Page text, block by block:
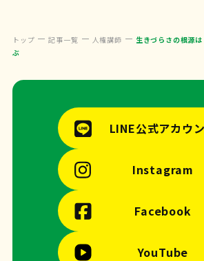
トップ 記事一覧 人権講師
生きづらさの根源
ぶ
LINE公式アカウ
Instagram
Facebook
YouTube